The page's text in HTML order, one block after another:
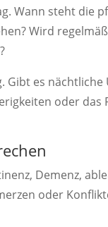
Wann steht die
Wird
Gibt es nächtliche
oder das
Demenz,
oder